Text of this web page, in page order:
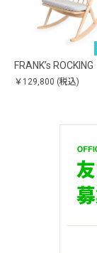
FRANK’s ROCKING
￥129,800 (税込)